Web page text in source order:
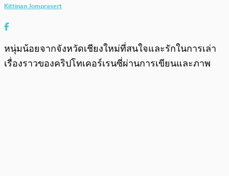
Kittinan Jomprasert
หนุ่มน้อยจากจังหวัดเชียงใหม่ที่สนใจและรักในการเล่า
เรื่องราวของคริปโทเคอร์เรนซี่ผ่านการเขียนและภาพ